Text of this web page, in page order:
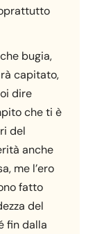
bugia,
capitato,
dire
che ti è
del
anche
me l’ero
fatto
del
fin dalla